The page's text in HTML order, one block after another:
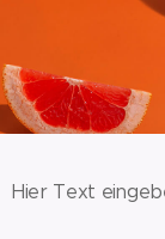
Hier Text